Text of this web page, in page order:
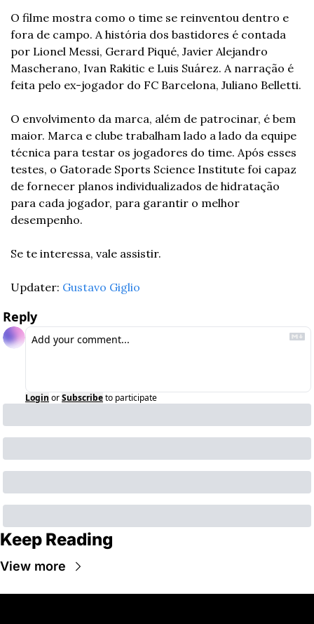
O filme mostra como o time se reinventou dentro e
fora de campo. A história dos bastidores é contada
por Lionel Messi, Gerard Piqué, Javier Alejandro
Mascherano, Ivan Rakitic e Luis Suárez. A narração é
feita pelo ex-jogador do FC Barcelona, Juliano Belletti.
O envolvimento da marca, além de patrocinar, é bem
maior. Marca e clube trabalham lado a lado da equipe
técnica para testar os jogadores do time. Após esses
testes, o Gatorade Sports Science Institute foi capaz
de fornecer planos individualizados de hidratação
para cada jogador, para garantir o melhor
desempenho.
Se te interessa, vale assistir.
Updater: Gustavo Giglio
Reply
Login orSubscribeto participate
Keep Reading
View more